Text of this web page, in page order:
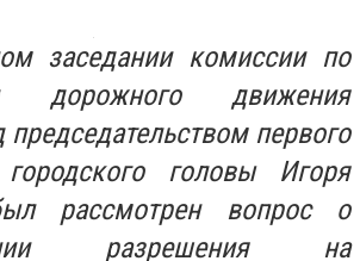
заседании комиссии по
дорожного движения
председательством первого
городского головы Игоря
рассмотрен вопрос о
разрешения на